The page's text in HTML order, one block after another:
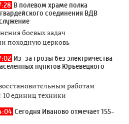
В полевом храме полка
соединения ВДВ
боевых задач
походную церковь
Из-за грозы без электричества
пунктов Юрьевецкого
работам
10 единиц техники
Сегодня Иваново отмечает 155-